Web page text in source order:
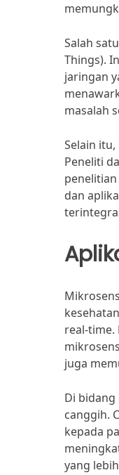
Salah
Things).
jaringan
masalah
Selain
Peneliti
dan
real-time.
juga
Di
canggih.
kepada
yang